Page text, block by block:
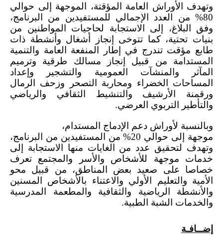
وتهدف الأوراش العامة المؤقتة، الموجهة إلى حوالي
80% من العدد الإجمالي للمستفيدين من البرنامج،
وفق البلاغ، إلى الاستجابة لحاجيات المواطنين من
بنيات تحتية، كما تتوخى إنجاز أشغال وأنشطة ذات
طابع مؤقت تندرج في إطار المنفعة العامة والتنمية
المستدامة من قبيل إنجاز مسالك طرقية وترميم
المآثر والمنشآت العمومية والتشجير وإعداد
المساحات الخضراء ومحاربة التصحر وزحف الرمال
ورقمنة الأرشيف والتنشيط الثقافي والرياضي
والتأطير التربوي العرضي.
وبالنسبة لأوراش دعم الإدماج المستدام،
موجهة إلى حوالي 20% من المستفيدين من البرنامج،
وتهدف لتحقيق عدد من الغايات منها الاستجابة إلى
خدمات موجهة للأشخاص والأسر والمجتمع تعرف
خصاصا على صعيد بعض المناطق، من قبيل محو
الأمية والتعليم الأولي والاعتناء بالأشخاص المسنين
والأنشطة الرياضية والثقافية والمطعمة المدرسية
والخدمات الشبة الطبية.
إضــافـة